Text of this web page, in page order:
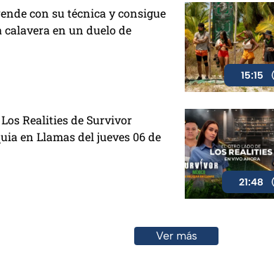
con su técnica y consigue
en un duelo de
15:15
Realities de Survivor
en Llamas del jueves 06 de
21:48
Ver más